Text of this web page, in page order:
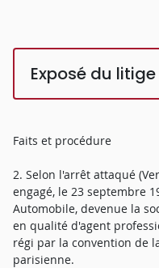
Exposé du litige
Faits et procédure
2. Selon l'arrêt attaqué
engagé, le 23 septembre
Automobile, devenue la
en qualité d'agent
régi par la convention de
parisienne.